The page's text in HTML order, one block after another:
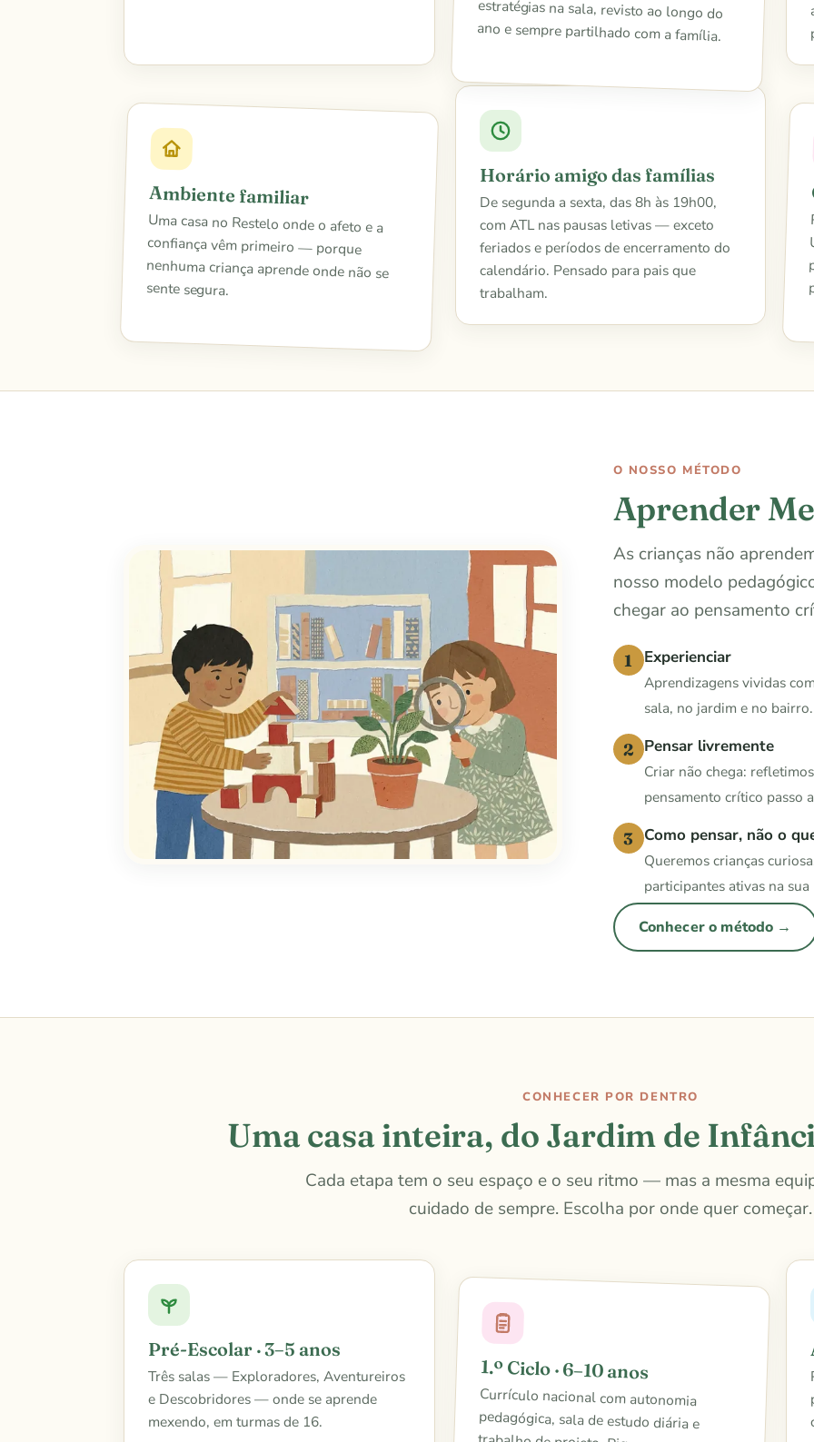
ano e sempre partilhado com a família.
Ambiente familiar
Uma casa no Restelo onde o afeto e a
confiança vêm primeiro — porque
nenhuma criança aprende onde não se
sente segura.
Horário amigo das famílias
De segunda a sexta, das 8h às 19h00,
com ATL nas pausas letivas — exceto
feriados e períodos de encerramento do
calendário. Pensado para pais que
trabalham.
O NOSSO MÉTODO
Aprender
As crianças não
nosso modelo
chegar ao pensamento
1 Experienciar
Aprendizagens vividas
sala, no jardim e no bairro.
2 Pensar livremente
Criar não chega:
pensamento crítico passo
3 Como pensar, não o
Queremos crianças
participantes ativas na
Conhecer o método →
CONHECER POR DENTRO
Uma casa inteira, do Jardim de
Cada etapa tem o seu espaço e o seu ritmo — mas a mesma
cuidado de sempre. Escolha por onde quer começar.
Pré-Escolar · 3–5 anos
Três salas — Exploradores, Aventureiros
e Descobridores — onde se aprende
mexendo, em turmas de 16.
1.º Ciclo · 6–10 anos
Currículo nacional com autonomia
pedagógica, sala de estudo diária e